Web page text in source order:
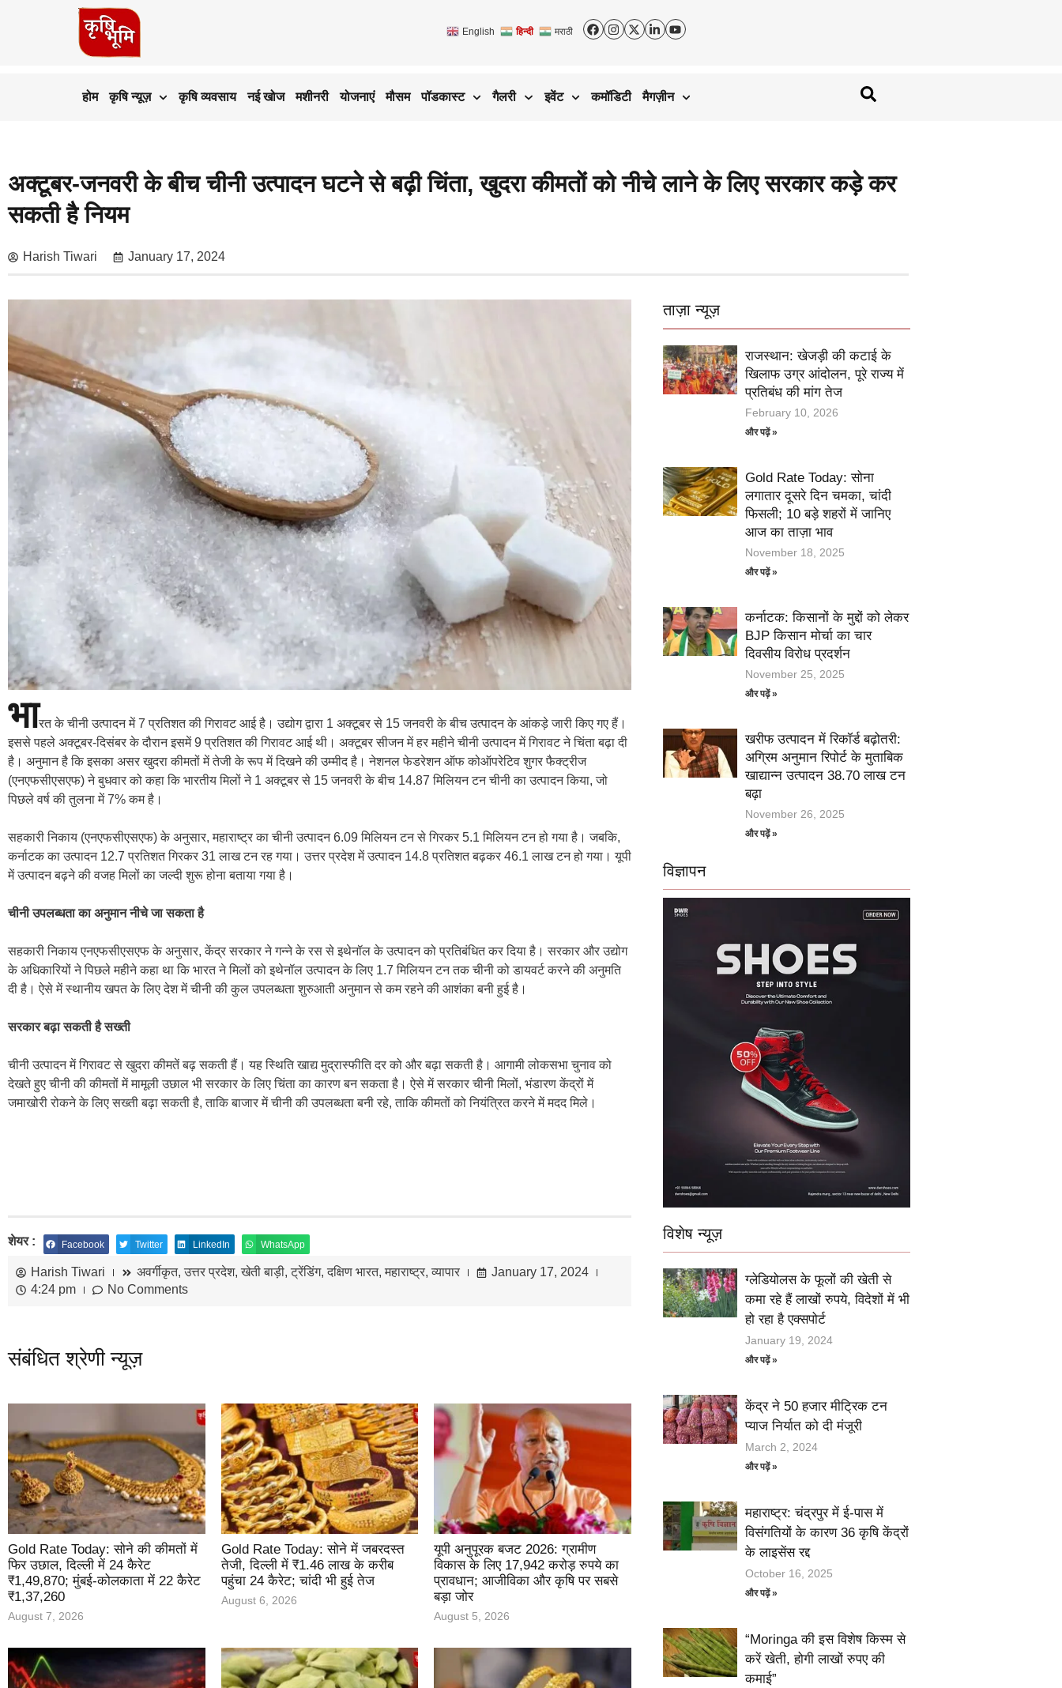
English हिन्दी मराठी
होम कृषि न्यूज़ कृषि व्यवसाय नई खोज मशीनरी योजनाएं मौसम पॉडकास्ट गैलरी इवेंट कमॉडिटी मैगज़ीन
अक्टूबर-जनवरी के बीच चीनी उत्पादन घटने से बढ़ी चिंता, खुदरा कीमतों को नीचे लाने के लिए सरकार कड़े कर
सकती है नियम
Harish Tiwari January 17, 2024
भारत के चीनी उत्पादन में 7 प्रतिशत की गिरावट आई है। उद्योग द्वारा 1 अक्टूबर से 15 जनवरी के बीच उत्पादन के आंकड़े जारी किए गए हैं।
इससे पहले अक्टूबर-दिसंबर के दौरान इसमें 9 प्रतिशत की गिरावट आई थी। अक्टूबर सीजन में हर महीने चीनी उत्पादन में गिरावट ने चिंता बढ़ा दी
है। अनुमान है कि इसका असर खुदरा कीमतों में तेजी के रूप में दिखने की उम्मीद है। नेशनल फेडरेशन ऑफ कोऑपरेटिव शुगर फैक्ट्रीज
(एनएफसीएसएफ) ने बुधवार को कहा कि भारतीय मिलों ने 1 अक्टूबर से 15 जनवरी के बीच 14.87 मिलियन टन चीनी का उत्पादन किया, जो
पिछले वर्ष की तुलना में 7% कम है।
सहकारी निकाय (एनएफसीएसएफ) के अनुसार, महाराष्ट्र का चीनी उत्पादन 6.09 मिलियन टन से गिरकर 5.1 मिलियन टन हो गया है। जबकि,
कर्नाटक का उत्पादन 12.7 प्रतिशत गिरकर 31 लाख टन रह गया। उत्तर प्रदेश में उत्पादन 14.8 प्रतिशत बढ़कर 46.1 लाख टन हो गया। यूपी
में उत्पादन बढ़ने की वजह मिलों का जल्दी शुरू होना बताया गया है।
चीनी उपलब्धता का अनुमान नीचे जा सकता है
सहकारी निकाय एनएफसीएसएफ के अनुसार, केंद्र सरकार ने गन्ने के रस से इथेनॉल के उत्पादन को प्रतिबंधित कर दिया है। सरकार और उद्योग
के अधिकारियों ने पिछले महीने कहा था कि भारत ने मिलों को इथेनॉल उत्पादन के लिए 1.7 मिलियन टन तक चीनी को डायवर्ट करने की अनुमति
दी है। ऐसे में स्थानीय खपत के लिए देश में चीनी की कुल उपलब्धता शुरुआती अनुमान से कम रहने की आशंका बनी हुई है।
सरकार बढ़ा सकती है सख्ती
चीनी उत्पादन में गिरावट से खुदरा कीमतें बढ़ सकती हैं। यह स्थिति खाद्य मुद्रास्फीति दर को और बढ़ा सकती है। आगामी लोकसभा चुनाव को
देखते हुए चीनी की कीमतों में मामूली उछाल भी सरकार के लिए चिंता का कारण बन सकता है। ऐसे में सरकार चीनी मिलों, भंडारण केंद्रों में
जमाखोरी रोकने के लिए सख्ती बढ़ा सकती है, ताकि बाजार में चीनी की उपलब्धता बनी रहे, ताकि कीमतों को नियंत्रित करने में मदद मिले।
शेयर : Facebook Twitter LinkedIn WhatsApp
Harish Tiwari अवर्गीकृत,उत्तर प्रदेश,खेती बाड़ी,ट्रेंडिंग,दक्षिण भारत,महाराष्ट्र,व्यापार
January 17, 2024
4:24 pm
No Comments
संबंधित श्रेणी न्यूज़
Gold Rate Today: सोने की कीमतों में
फिर उछाल, दिल्ली में 24 कैरेट
₹1,49,870; मुंबई-कोलकाता में 22 कैरेट
₹1,37,260
August 7, 2026
Gold Rate Today: सोने में जबरदस्त
तेजी, दिल्ली में ₹1.46 लाख के करीब
पहुंचा 24 कैरेट; चांदी भी हुई तेज
August 6, 2026
यूपी अनुपूरक बजट 2026: ग्रामीण
विकास के लिए 17,942 करोड़ रुपये का
प्रावधान; आजीविका और कृषि पर सबसे
बड़ा जोर
August 5, 2026
ताज़ा न्यूज़
राजस्थान: खेजड़ी की कटाई के
खिलाफ उग्र आंदोलन, पूरे राज्य में
प्रतिबंध की मांग तेज
February 10, 2026
और पढ़ें »
Gold Rate Today: सोना
लगातार दूसरे दिन चमका, चांदी
फिसली; 10 बड़े शहरों में जानिए
आज का ताज़ा भाव
November 18, 2025
और पढ़ें »
कर्नाटक: किसानों के मुद्दों को लेकर
BJP किसान मोर्चा का चार
दिवसीय विरोध प्रदर्शन
November 25, 2025
और पढ़ें »
खरीफ उत्पादन में रिकॉर्ड बढ़ोतरी:
अग्रिम अनुमान रिपोर्ट के मुताबिक
खाद्यान्न उत्पादन 38.70 लाख टन
बढ़ा
November 26, 2025
और पढ़ें »
विज्ञापन
विशेष न्यूज़
ग्लेडियोलस के फूलों की खेती से
कमा रहे हैं लाखों रुपये, विदेशों में भी
हो रहा है एक्सपोर्ट
January 19, 2024
और पढ़ें »
केंद्र ने 50 हजार मीट्रिक टन
प्याज निर्यात को दी मंजूरी
March 2, 2024
और पढ़ें »
महाराष्ट्र: चंद्रपुर में ई-पास में
विसंगतियों के कारण 36 कृषि केंद्रों
के लाइसेंस रद्द
October 16, 2025
और पढ़ें »
“Moringa की इस विशेष किस्म से
करें खेती, होगी लाखों रुपए की
कमाई”